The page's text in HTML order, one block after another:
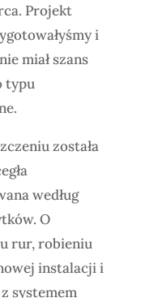
Projekt
i
miał szans
typu
została
według
O
rur, robieniu
instalacji i
systemem